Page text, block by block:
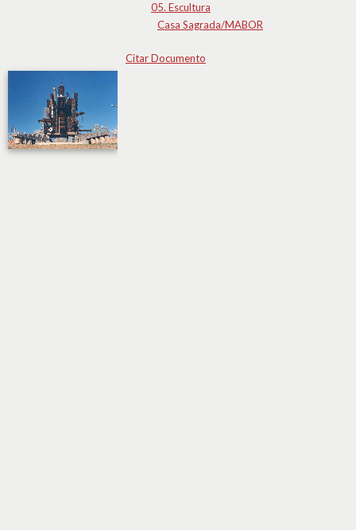
05. Escultura
Casa Sagrada/MABOR
Citar Documento